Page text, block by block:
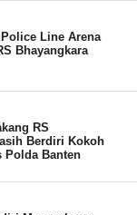
tetap tercipta
TNI akan
Kabupaten
Line Arena
Bhayangkara
RS
Berdiri Kokoh
Polda Banten